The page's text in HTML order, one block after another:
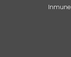
Inmune